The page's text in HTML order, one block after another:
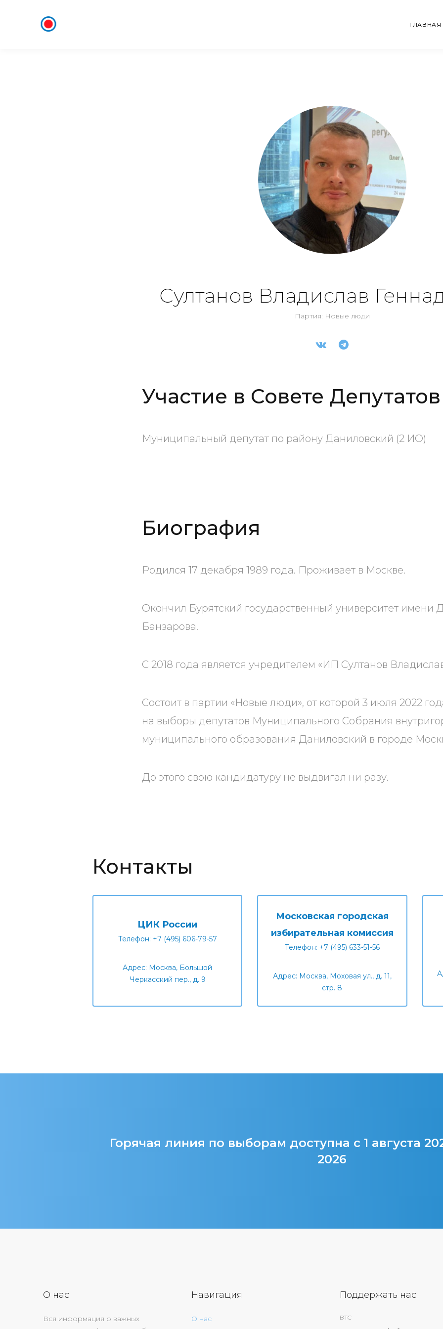
ГЛАВНАЯ
Султанов Владислав
Партия: Новые люди
Участие в Совете Депутатов
Муниципальный депутат по району Даниловский (2 ИО)
Биография
Родился 17 декабря 1989 года. Проживает в Москве.
Окончил Бурятский государственный университет имени
Банзарова.
С 2018 года является учредителем «ИП Султанов
Состоит в партии «Новые люди», от которой 3 июля 2022
на выборы депутатов Муниципального Собрания
муниципального образования Даниловский в городе
До этого свою кандидатуру не выдвигал ни разу.
Контакты
ЦИК России
Телефон: +7 (495) 606-79-57
Адрес: Москва, Большой
Черкасский пер., д. 9
Московская городская
избирательная комиссия
Телефон: +7 (495) 633-51-56
Адрес: Москва, Моховая ул., д. 11,
стр. 8
Горячая линия по выборам доступна с 1 августа
2026
О нас
Вся информация о важных
Навигация
О нас
Поддержать нас
BTC